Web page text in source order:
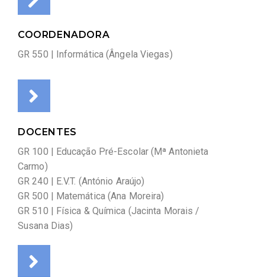
COORDENADORA
GR 550 | Informática (Ângela Viegas)
DOCENTES
GR 100 | Educação Pré-Escolar (Mª Antonieta
Carmo)
GR 240 | E.V.T. (António Araújo)
GR 500 | Matemática (Ana Moreira)
GR 510 | Física & Química (Jacinta Morais /
Susana Dias)